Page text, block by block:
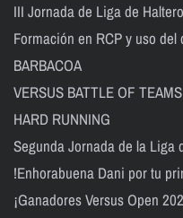
III Jornada de Liga de
Formación en RCP y uso
BARBACOA
VERSUS BATTLE OF
HARD RUNNING
Segunda Jornada de la Liga
!Enhorabuena Dani por tu
¡Ganadores Versus Open